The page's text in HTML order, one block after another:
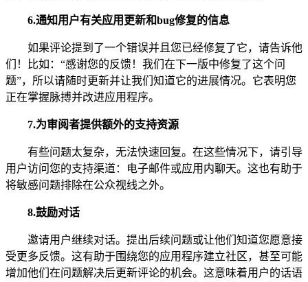
6.通知用户有关应用更新和bug修复的信息
如果评论提到了一个错误并且您已经修复了它，请告诉他
们！比如：“感谢您的反馈！我们在下一版中修复了这个问
题”，所以请随时更新并让我们知道它的进展情况。它表明您
正在掌握脉搏并改进应用程序。
7.为审阅者提供额外的支持资源
有些问题太复杂，无法快速回复。在这些情况下，请引导
用户访问您的支持渠道：电子邮件或应用内聊天。这也有助于
将敏感问题排除在公众视线之外。
8.鼓励对话
邀请用户继续对话。提出后续问题或让他们知道您愿意接
受更多反馈。这有助于围绕您的应用程序建立社区，甚至可能
增加他们在问题解决后更新评论的机会。这意味着用户的话语